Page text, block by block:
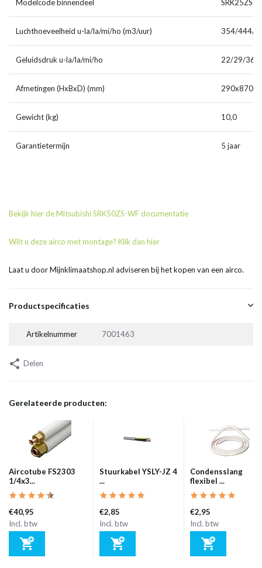
Modelcode binnendeel SRK25ZS-
Luchthoeveelheid u-la/la/mi/ho (m3/uur) 354/444/
Geluidsdruk u-la/la/mi/ho 22/29/36/
Afmetingen (HxBxD) (mm)
Gewicht (kg) 10,0
Garantietermijn 5 jaar
Bekijk hier de Mitsubishi SRK50ZS-WF documentatie
Wilt u deze airco met montage? Klik dan hier
Laat u door Mijnklimaatshop.nl adviseren bij het kopen van een airco.
Productspecificaties
Artikelnummer 7001463
Delen
Gerelateerde producten:
Aircotube FS2303
1/4x3...
€40,95
Incl. btw
Stuurkabel YSLY-JZ 4
...
€2,85
Incl. btw
Condensslang
flexibel ...
€2,95
Incl. btw